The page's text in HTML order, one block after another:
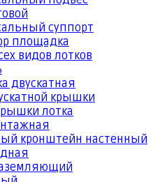
суппорт
площадка
видов лотков
двускатная
крышки
лотка
кронштейн настенный